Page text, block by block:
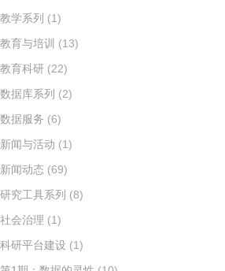
教学系列 (1)
教育与培训 (13)
教育科研 (22)
数据库系列 (2)
数据服务 (6)
新闻与活动 (1)
新闻动态 (69)
研究工具系列 (8)
社会治理 (1)
科研平台建设 (1)